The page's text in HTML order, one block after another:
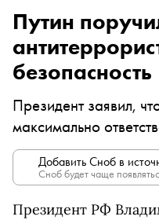
Путин
безопасность
Президент заявил,
максимально
Добавить Сноб в
Сноб будет чаще
Президент РФ